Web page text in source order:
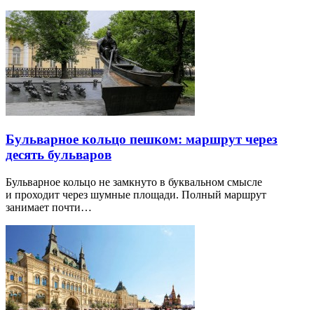
Бульварное кольцо пешком: маршрут через
десять бульваров
Бульварное кольцо не замкнуто в буквальном смысле
и проходит через шумные площади. Полный маршрут
занимает почти…